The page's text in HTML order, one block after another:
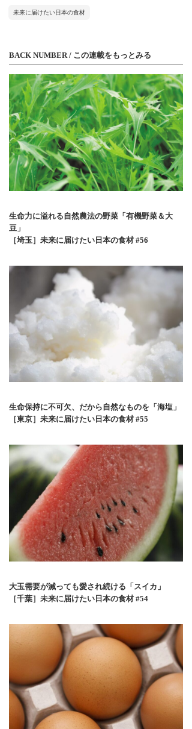
未来に届けたい日本の食材
BACK NUMBER / この連載をもっとみる
生命力に溢れる自然農法の野菜「有機野菜＆大
豆」
［埼玉］未来に届けたい日本の食材 #56
生命保持に不可欠、だから自然なものを「海塩」
［東京］未来に届けたい日本の食材 #55
大玉需要が減っても愛され続ける「スイカ」
［千葉］未来に届けたい日本の食材 #54